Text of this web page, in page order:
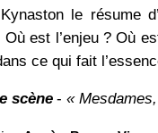
le résume
Où est l’enjeu ? Où
ce qui fait
scène - «